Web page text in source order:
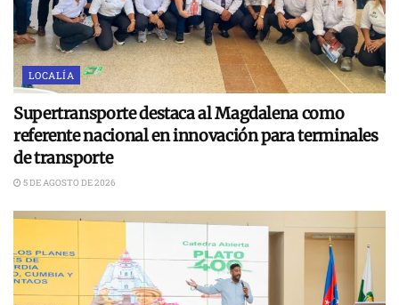
LOCALÍA
Supertransporte destaca al Magdalena como
referente nacional en innovación para terminales
de transporte
5 DE AGOSTO DE 2026